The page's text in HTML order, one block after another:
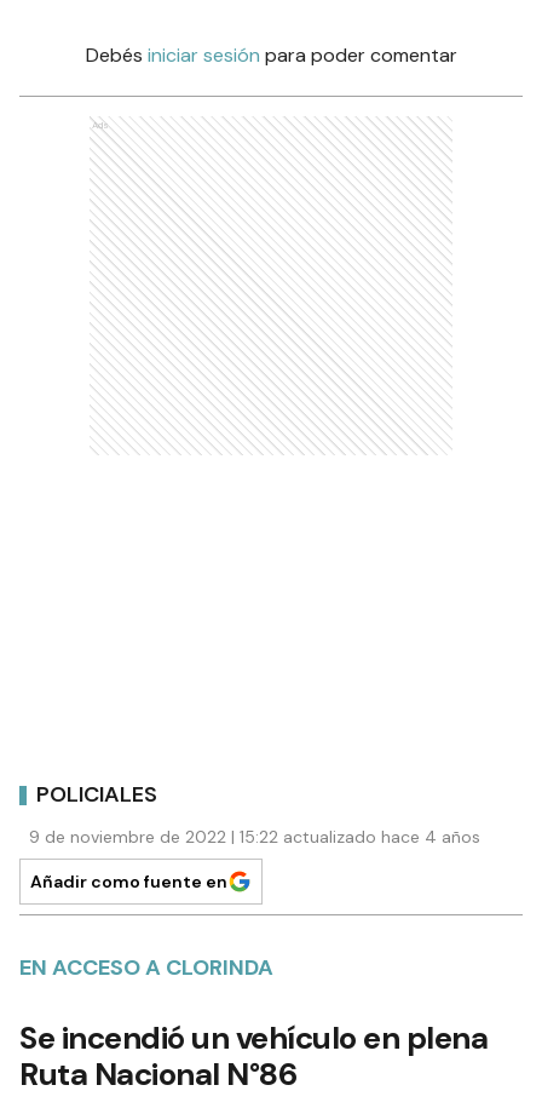
Debés iniciar sesión para poder comentar
Ads
POLICIALES
9 de noviembre de 2022 | 15:22 actualizado hace 4 años
Añadir como fuente en
EN ACCESO A CLORINDA
Se incendió un vehículo en plena
Ruta Nacional N°86